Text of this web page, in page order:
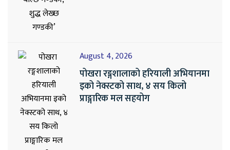
August 4, 2026
पोखरा रङ्गशालाको हरियाली अभियानमा
इको नेक्स्टको साथ, ४ सय किलो
प्राङ्गारिक मल सहयोग